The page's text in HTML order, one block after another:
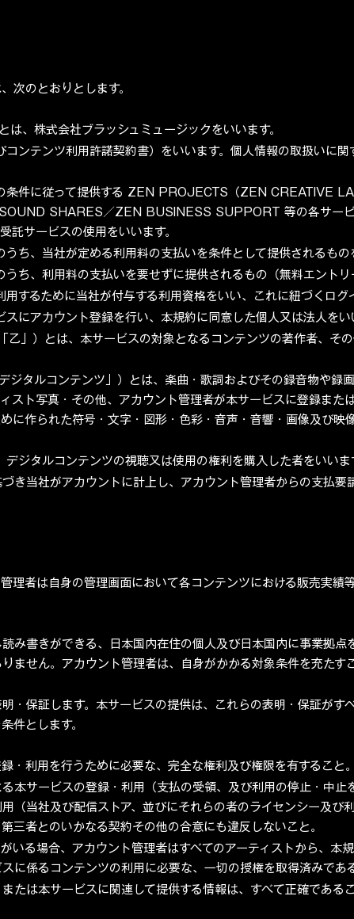
次のとおりとします。
は、株式会社ブラッシュミュージックをいいます。
コンテンツ利用許諾契約書）をいいます。個人情報の取扱いに
の条件に従って提供する ZEN PROJECTS（ZEN CREATIVE
SHARES／ZEN BUSINESS SUPPORT 等の各サービ
託サービスの使用をいいます。
うち、当社が定める利用料の支払いを条件として提供されるもの
うち、利用料の支払いを要せずに提供されるもの（無料エントリ
用するために当社が付与する利用資格をいい、これに紐づくログ
スにアカウント登録を行い、本規約に同意した個人又は法人をい
乙」）とは、本サービスの対象となるコンテンツの著作者、そ
ジタルコンテンツ」）とは、楽曲・歌詞およびその録音物や録
スト写真・その他、アカウント管理者が本サービスに登録また
に作られた符号・文字・図形・色彩・音声・音響・画像及び映
デジタルコンテンツの視聴又は使用の権利を購入した者をいいま
き当社がアカウントに計上し、アカウント管理者からの支払
理者は自身の管理画面において各コンテンツにおける販売実績
み書きができる、日本国内在住の個人及び日本国内に事業拠点
ません。アカウント管理者は、自身がかかる対象条件を充たす
・保証します。本サービスの提供は、これらの表明・保証がす
件とします。
・利用を行うために必要な、完全な権利及び権限を有すること。
本サービスの登録・利用（支払の受領、及び利用の停止・中止
（当社及び配信ストア、並びにそれらの者のライセンシー及び
三者とのいかなる契約その他の合意にも違反しないこと。
いる場合、アカウント管理者はすべてのアーティストから、本
に係るコンテンツの利用に必要な、一切の授権を取得済みであ
たは本サービスに関連して提供する情報は、すべて正確であるこ